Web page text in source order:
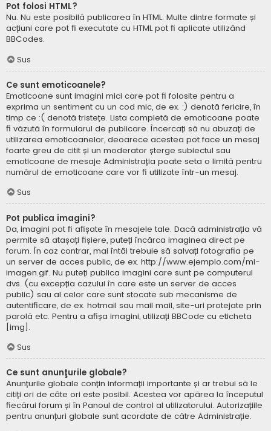
Pot folosi HTML?
Nu. Nu este posibilă publicarea în HTML. Multe dintre formate și
acțiuni care pot fi executate cu HTML pot fi aplicate utilizând
BBCodes.
Sus
Ce sunt emoticoanele?
Emoticoane sunt imagini mici care pot fi folosite pentru a
exprima un sentiment cu un cod mic, de ex. :) denotă fericire, în
timp ce :( denotă tristețe. Lista completă de emoticoane poate
fi văzută în formularul de publicare. Încercați să nu abuzați de
utilizarea emoticoanelor, deoarece acestea pot face un mesaj
foarte greu de citit și un moderator șterge subiectul sau
emoticoane de mesaje Administrația poate seta o limită pentru
numărul de emoticoane care vor fi utilizate într-un mesaj.
Sus
Pot publica imagini?
Da, imagini pot fi afișate în mesajele tale. Dacă administrația vă
permite să atașați fișiere, puteți încărca imaginea direct pe
forum. În caz contrar, mai întâi trebuie să salvați fotografia pe
un server de acces public, de ex. http://www.ejemplo.com/mi-
imagen.gif. Nu puteți publica imagini care sunt pe computerul
dvs. (cu excepția cazului în care este un server de acces
public) sau al celor care sunt stocate sub mecanisme de
autentificare, de ex. hotmail sau mail mail, site-uri protejate prin
parolă etc. Pentru a afișa imagini, utilizați BBCode cu eticheta
[img].
Sus
Ce sunt anunţurile globale?
Anunțurile globale conțin informații importante și ar trebui să le
citiți ori de câte ori este posibil. Acestea vor apărea la începutul
fiecărui forum și în Panoul de control al utilizatorului. Autorizațiile
pentru anunțuri globale sunt acordate de către Administrație.